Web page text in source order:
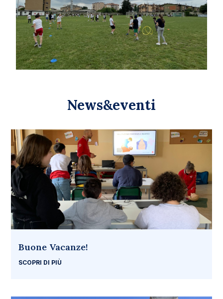
News&eventi
Buone Vacanze!
SCOPRI DI PIÙ